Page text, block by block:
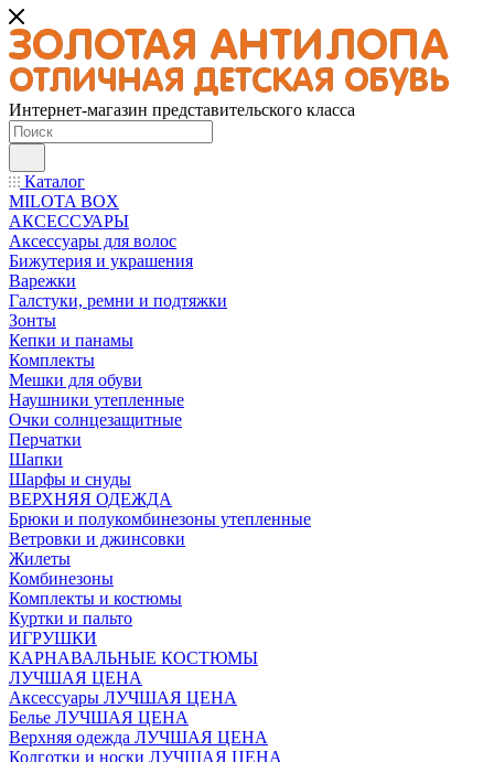
Интернет-магазин представительского класса
Каталог
MILOTA BOX
АКСЕССУАРЫ
Аксессуары для волос
Бижутерия и украшения
Варежки
Галстуки, ремни и подтяжки
Зонты
Кепки и панамы
Комплекты
Мешки для обуви
Наушники утепленные
Очки солнцезащитные
Перчатки
Шапки
Шарфы и снуды
ВЕРХНЯЯ ОДЕЖДА
Брюки и полукомбинезоны утепленные
Ветровки и джинсовки
Жилеты
Комбинезоны
Комплекты и костюмы
Куртки и пальто
ИГРУШКИ
КАРНАВАЛЬНЫЕ КОСТЮМЫ
ЛУЧШАЯ ЦЕНА
Аксессуары ЛУЧШАЯ ЦЕНА
Белье ЛУЧШАЯ ЦЕНА
Верхняя одежда ЛУЧШАЯ ЦЕНА
Колготки и носки ЛУЧШАЯ ЦЕНА